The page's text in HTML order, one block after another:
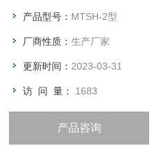
能试验。
产品型号： MTSH-2型
厂商性质：生产厂家
更新时间： 2023-03-31
访 问 量： 1683
产品咨询